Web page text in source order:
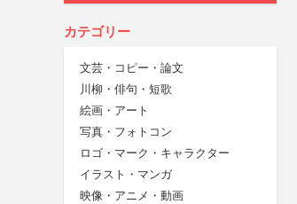
カテゴリー
文芸・コピー・論文
川柳・俳句・短歌
絵画・アート
写真・フォトコン
ロゴ・マーク・キャラクター
イラスト・マンガ
映像・アニメ・動画